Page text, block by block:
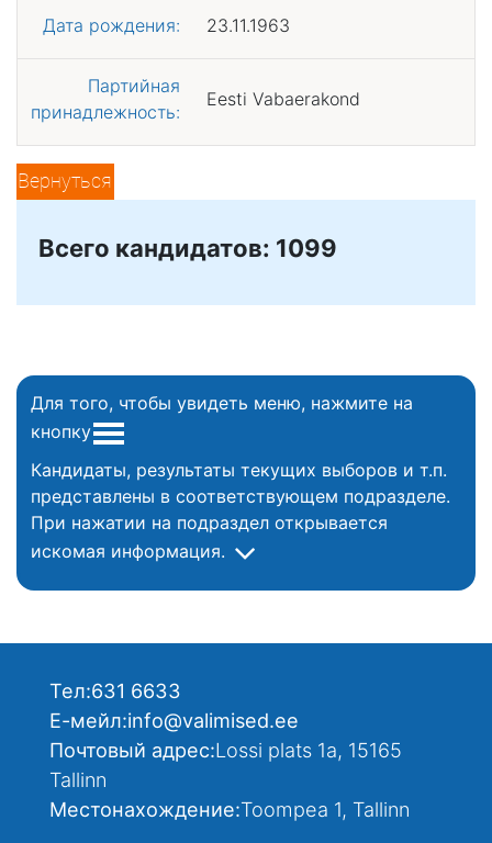
Дата рождения: 23.11.1963
Партийная
принадлежность:
Eesti Vabaerakond
Вернуться
Всего кандидатов: 1099
Для того, чтобы увидеть меню, нажмите на
кнопку
Кандидаты, результаты текущих выборов и т.п.
представлены в соответствующем подразделе.
При нажатии на подраздел открывается
искомая информация.
Тел:631 6633
Е-мейл:info@valimised.ee
Почтовый адрес:Lossi plats 1a, 15165
Tallinn
Местонахождение:Toompea 1, Tallinn